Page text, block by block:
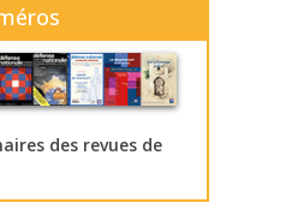
des revues de